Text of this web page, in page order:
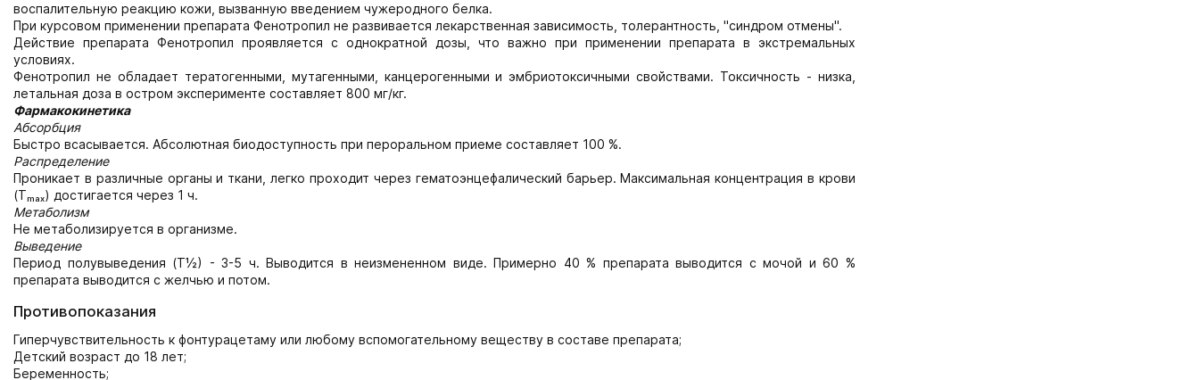
воспалительную реакцию кожи, вызванную введением чужеродного белка.
При курсовом применении препарата Фенотропил не развивается лекарственная зависимость, толерантность, "синдром отмены".
Действие препарата Фенотропил проявляется с однократной дозы, что важно при применении препарата в экстремальных
условиях.
Фенотропил не обладает тератогенными, мутагенными, канцерогенными и эмбриотоксичными свойствами. Токсичность - низка,
летальная доза в остром эксперименте составляет 800 мг/кг.
Фармакокинетика
Абсорбция
Быстро всасывается. Абсолютная биодоступность при пероральном приеме составляет 100 %.
Распределение
Проникает в различные органы и ткани, легко проходит через гематоэнцефалический барьер. Максимальная концентрация в крови
(Тₘₐₓ) достигается через 1 ч.
Метаболизм
Не метаболизируется в организме.
Выведение
Период полувыведения (Т½) - 3-5 ч. Выводится в неизмененном виде. Примерно 40 % препарата выводится с мочой и 60 %
препарата выводится с желчью и потом.
Противопоказания
Гиперчувствительность к фонтурацетаму или любому вспомогательному веществу в составе препарата;
Детский возраст до 18 лет;
Беременность;